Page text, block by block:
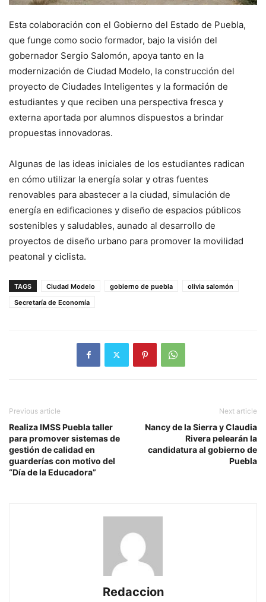
Esta colaboración con el Gobierno del Estado de Puebla,
que funge como socio formador, bajo la visión del
gobernador Sergio Salomón, apoya tanto en la
modernización de Ciudad Modelo, la construcción del
proyecto de Ciudades Inteligentes y la formación de
estudiantes y que reciben una perspectiva fresca y
externa aportada por alumnos dispuestos a brindar
propuestas innovadoras.
Algunas de las ideas iniciales de los estudiantes radican
en cómo utilizar la energía solar y otras fuentes
renovables para abastecer a la ciudad, simulación de
energía en edificaciones y diseño de espacios públicos
sostenibles y saludables, aunado al desarrollo de
proyectos de diseño urbano para promover la movilidad
peatonal y ciclista.
TAGS Ciudad Modelo gobierno de puebla
olivia salomón
Secretaría de Economía
Previous article
Realiza IMSS Puebla taller
para promover sistemas de
gestión de calidad en
guarderías con motivo del
“Día de la Educadora”
Next article
Nancy de la Sierra y Claudia
Rivera pelearán la
candidatura al gobierno de
Puebla
Redaccion